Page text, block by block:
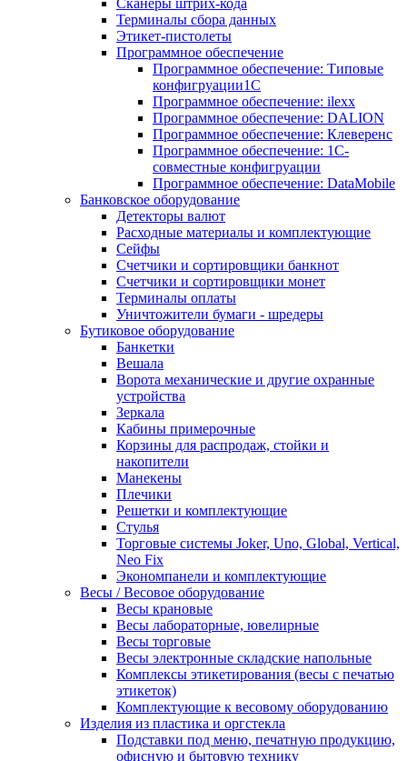
Сканеры штрих-кода
Терминалы сбора данных
Этикет-пистолеты
Программное обеспечение
Программное обеспечение: Типовые
конфигруации1С
Программное обеспечение: ilexx
Программное обеспечение: DALION
Программное обеспечение: Клеверенс
Программное обеспечение: 1С-
совместные конфигруации
Программное обеспечение: DataMobile
Банковское оборудование
Детекторы валют
Расходные материалы и комплектующие
Сейфы
Счетчики и сортировщики банкнот
Счетчики и сортировщики монет
Терминалы оплаты
Уничтожители бумаги - шредеры
Бутиковое оборудование
Банкетки
Вешала
Ворота механические и другие охранные
устройства
Зеркала
Кабины примерочные
Корзины для распродаж, стойки и
накопители
Манекены
Плечики
Решетки и комплектующие
Стулья
Торговые системы Joker, Uno, Global, Vertical,
Neo Fix
Экономпанели и комплектующие
Весы / Весовое оборудование
Весы крановые
Весы лабораторные, ювелирные
Весы торговые
Весы электронные складские напольные
Комплексы этикетирования (весы с печатью
этикеток)
Комплектующие к весовому оборудованию
Изделия из пластика и оргстекла
Подставки под меню, печатную продукцию,
офисную и бытовую технику